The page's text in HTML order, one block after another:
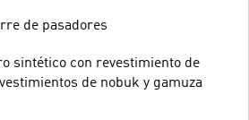
de pasadores
sintético con revestimiento de
de nobuk y gamuza